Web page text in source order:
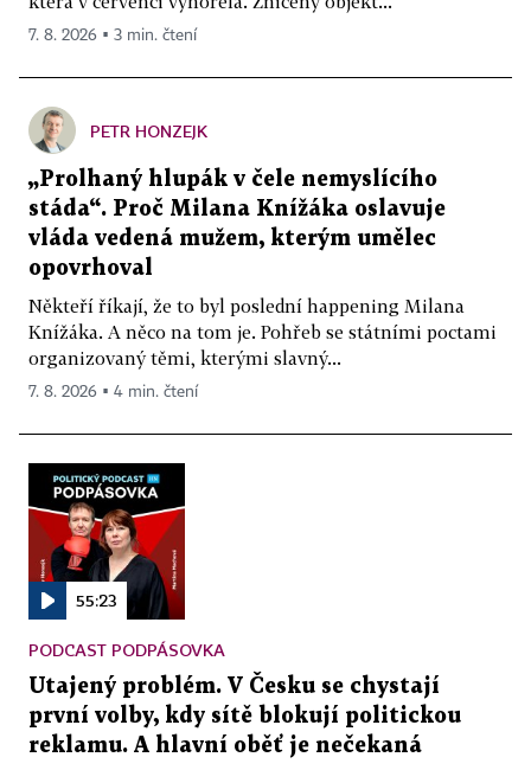
7. 8. 2026 ▪ 3 min. čtení
PETR HONZEJK
„Prolhaný hlupák v čele nemyslícího
stáda“. Proč Milana Knížáka oslavuje
vláda vedená mužem, kterým umělec
opovrhoval
Někteří říkají, že to byl poslední happening Milana
Knížáka. A něco na tom je. Pohřeb se státními poctami
organizovaný těmi, kterými slavný...
7. 8. 2026 ▪ 4 min. čtení
55:23
PODCAST PODPÁSOVKA
Utajený problém. V Česku se chystají
první volby, kdy sítě blokují politickou
reklamu. A hlavní oběť je nečekaná